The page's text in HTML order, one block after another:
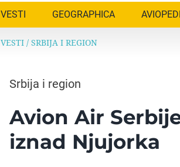
VESTI GEOGRAPHICA
VESTI/ SRBIJA I REGION
Srbija i region
Avion Air
iznad Njujorka